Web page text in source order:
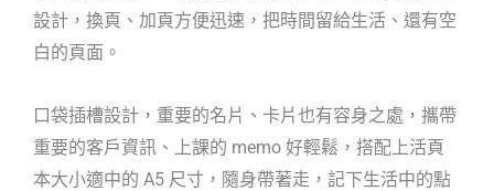
設計，換頁、加頁方便迅速，把時間留給生活、還有空
白的頁面。
口袋插槽設計，重要的名片、卡片也有容身之處，攜帶
重要的客戶資訊、上課的 memo 好輕鬆，搭配上活頁
本大小適中的 A5 尺寸，隨身帶著走，記下生活中的點